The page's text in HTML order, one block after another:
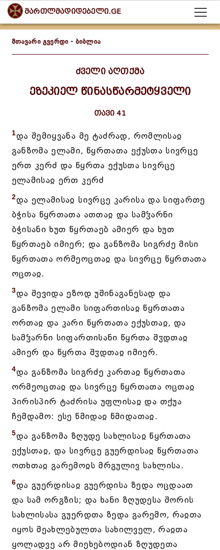
მართლმადიდებელი.GE
მთავარი გვერდი - ბიბლია
ძველი აღთქმა
ეზეკიელ წინასწარმეტყველი
თავი 41
1და შემიყვანა მე ტაძრად, რომლისაჲ
განზომა ელამი, წყრთათა ექუსთა სივრცე
ერთ კერძ და წყრთა ექუსთა სივრცე
ელამისაჲ ერთ კერძ
2და ელამისაჲ სივრცე კარისა და სიფართე
ბჭისა წყრთათა ათთაჲ და სამჴარნი
ბჭისანი ხუთ წყრთაებ ამიერ და ხუთ
წყრთაებ იმიერ; და განზომა სიგრძე მისი
წყრთათა ორმეოცთაჲ და სივრცე წყრთათა
ოცთაჲ.
3და შევიდა ეზოდ უშინაგანესად და
განზომა ელამი სიფართისაჲ წყრთათა
ორთაჲ და კარი წყრთათა ექუსთაჲ, და
სამჴარნი სიფართისანი წყრთა შჳდთაჲ
ამიერ და წყრთა შჳდთაჲ იმიერ.
4და განზომა სიგრძე კართაჲ წყრთათა
ორმეოცთაჲ და სივრცე წყრთათა ოცთაჲ
პირისპირ ტაძრისა უფლისაჲ და თქუა
ჩემდამო: ესე წმიდაჲ წმიდათაჲ.
5და განზომა ზღუდე სახლისაჲ წყრთათა
ექუსთაჲ, და სივრცე გუერდისაჲ წყრთათა
ოთხთაჲ გარემოჲს მრგულივ სახლისა.
6და გუერდისაჲ გუერდისა ზედა ოცდაათ
და სამ ორგზის; და ხანი ზღუდესა შორის
სახლისასა გუერდთა ზედა გარემო, რაჲთა
იყოს შეახლებულთა სახილველ, რაჲთა
ყოლადვე არ მიეხებოდიან ზღუდეთა